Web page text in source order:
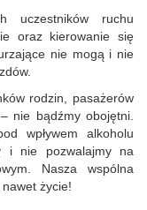
uczestników ruchu
oraz kierowanie się
nie mogą i nie
rodzin, pasażerów
nie bądźmy obojętni.
wpływem alkoholu
i nie pozwalajmy na
Nasza wspólna
życie!